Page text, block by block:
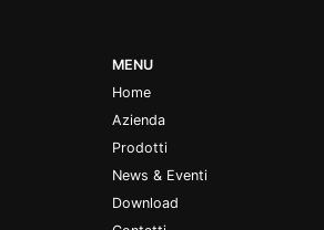
MENU
Home
Azienda
Prodotti
News & Eventi
Download